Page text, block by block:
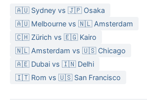
🇦🇺 Sydney vs 🇯🇵 Osaka
🇦🇺 Melbourne vs 🇳🇱 Amsterdam
🇨🇭 Zürich vs 🇪🇬 Kairo
🇳🇱 Amsterdam vs 🇺🇸 Chicago
🇦🇪 Dubai vs 🇮🇳 Delhi
🇮🇹 Rom vs 🇺🇸 San Francisco